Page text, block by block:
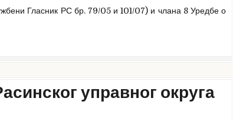
Гласник РС бр. 79/05 и 101/07) и члана 8 Уредбе о
управног округа